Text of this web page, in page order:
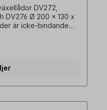
DV272,
DV276 Ø 200 x 130 x
är icke-bindande